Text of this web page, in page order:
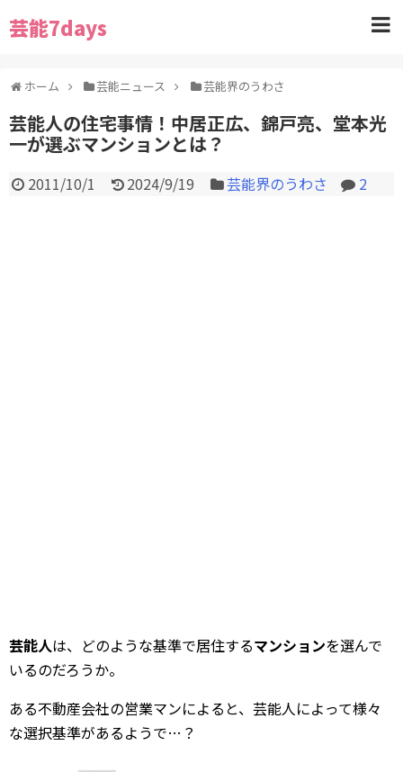
芸能7days
ホーム 芸能ニュース 芸能界のうわさ
芸能人の住宅事情！中居正広、錦戸亮、堂本光
一が選ぶマンションとは？
2011/10/1 2024/9/19 芸能界のうわさ 2
芸能人は、どのような基準で居住するマンションを選んで
いるのだろうか。
ある不動産会社の営業マンによると、芸能人によって様々
な選択基準があるようで…？